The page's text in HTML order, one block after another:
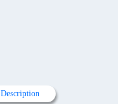
Description